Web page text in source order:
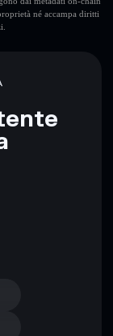
né accampa diritti